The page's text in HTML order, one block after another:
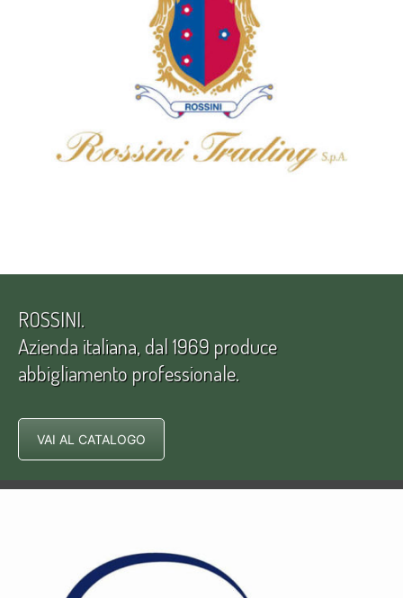
ROSSINI.
Azienda italiana, dal 1969 produce
abbigliamento professionale.
VAI AL CATALOGO